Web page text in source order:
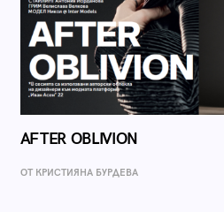
AFTER OBLIVION
ОТ КРИСТИЯНА БУРДЕВА